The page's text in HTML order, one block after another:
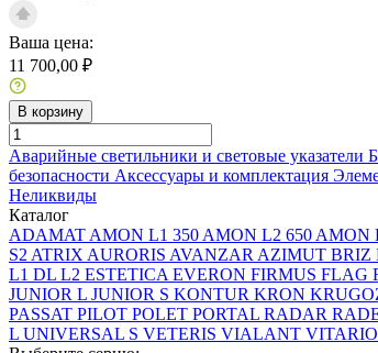
Ваша цена:
11 700,00 ₽
В корзину
Аварийные светильники и световые указатели
безопасности Аксессуары и комплектация
Неликвиды
Каталог
ADAMAT AMON L1 350 AMON L2 650 AMON
S2 ATRIX AURORIS AVANZAR AZIMUT BRIZ
L1 DL L2 ESTETICA EVERON FIRMUS FLAG
JUNIOR L JUNIOR S KONTUR KRON
PASSAT PILOT POLET PORTAL RADAR
L UNIVERSAL S VETERIS VIALANT